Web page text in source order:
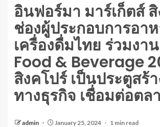
อินฟอร์มา มาร์เก็ตส์
ช่องผู้ประกอบการอา
เครื่องดื่มไทย ร่วมงา
Food & Beverage
สิงคโปร์ เป็นประตูสร้
ทางธุรกิจ เชื่อมต่อตล
admin January 25, 2024 1 min read